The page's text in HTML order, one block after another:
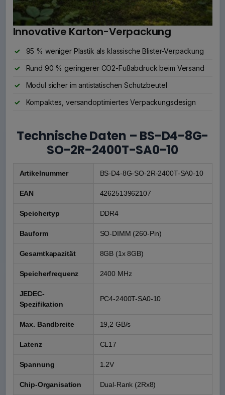
Innovative Karton-Verpackung
95 % weniger Plastik als klassische Blister-Verpackung
Rund 90 % geringerer CO2-Fußabdruck beim Versand
Modul sicher im antistatischen Schutzbeutel
Kompaktes, versandoptimiertes Verpackungsdesign
Technische Daten – BS-D4-8G-
SO-2R-2400T-SA0-10
Artikelnummer BS-D4-8G-SO-2R-2400T-SA0-10
EAN 4262513962107
Speichertyp DDR4
Bauform SO-DIMM (260-Pin)
Gesamtkapazität 8GB (1x 8GB)
Speicherfrequenz 2400 MHz
JEDEC-
Spezifikation
PC4-2400T-SA0-10
Max. Bandbreite 19,2 GB/s
Latenz CL17
Spannung 1.2V
Chip-Organisation Dual-Rank (2Rx8)